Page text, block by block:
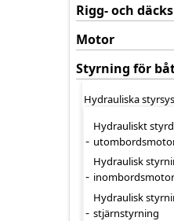
Rigg- och
Motor
Styrning för
Hydrauliska
Hydrauliskt styrd
Hydraulisk
inombordsmotor
Hydraulisk
stjärnstyrning